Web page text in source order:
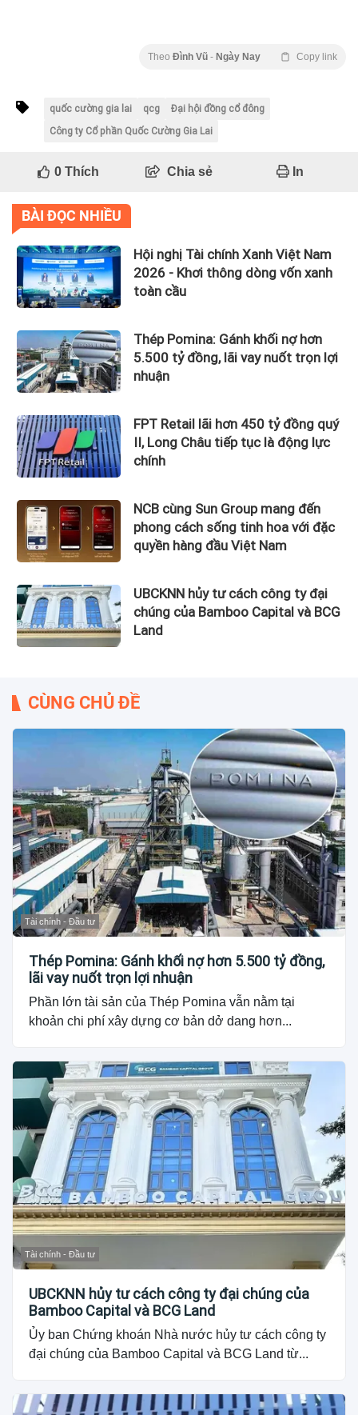
Theo Đình Vũ - Ngày Nay Copy link
quốc cường gia lai qcg
Đại hội đồng cổ đông
Công ty Cổ phần Quốc Cường Gia Lai
0Thích Chia sẻ In
BÀI ĐỌC NHIỀU
Hội nghị Tài chính Xanh Việt Nam
2026 - Khơi thông dòng vốn xanh
toàn cầu
Thép Pomina: Gánh khối nợ hơn
5.500 tỷ đồng, lãi vay nuốt trọn lợi
nhuận
FPT Retail lãi hơn 450 tỷ đồng quý
II, Long Châu tiếp tục là động lực
chính
NCB cùng Sun Group mang đến
phong cách sống tinh hoa với đặc
quyền hàng đầu Việt Nam
UBCKNN hủy tư cách công ty đại
chúng của Bamboo Capital và BCG
Land
CÙNG CHỦ ĐỀ
Tài chính - Đầu tư
Thép Pomina: Gánh khối nợ hơn 5.500 tỷ đồng,
lãi vay nuốt trọn lợi nhuận
Phần lớn tài sản của Thép Pomina vẫn nằm tại
khoản chi phí xây dựng cơ bản dở dang hơn...
Tài chính - Đầu tư
UBCKNN hủy tư cách công ty đại chúng của
Bamboo Capital và BCG Land
Ủy ban Chứng khoán Nhà nước hủy tư cách công ty
đại chúng của Bamboo Capital và BCG Land từ...